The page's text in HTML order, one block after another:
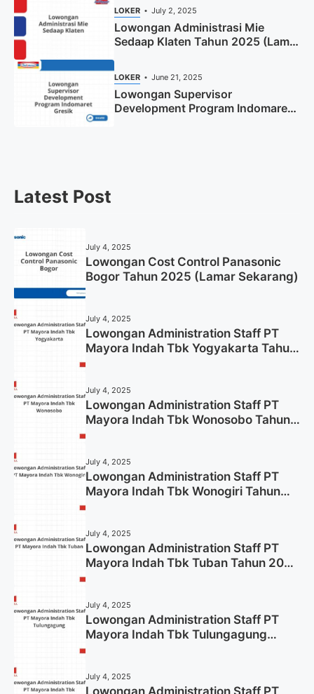
LOKER July 2, 2025
Lowongan Administrasi Mie
Sedaap Klaten Tahun 2025 (Lamar
LOKER June 21, 2025
Lowongan Supervisor
Development Program Indomaret
Latest Post
July 4, 2025
Lowongan Cost Control Panasonic
Bogor Tahun 2025 (Lamar Sekarang)
July 4, 2025
Lowongan Administration Staff PT
Mayora Indah Tbk Yogyakarta Tahun
July 4, 2025
Lowongan Administration Staff PT
Mayora Indah Tbk Wonosobo Tahun
July 4, 2025
Lowongan Administration Staff PT
Mayora Indah Tbk Wonogiri Tahun
July 4, 2025
Lowongan Administration Staff PT
Mayora Indah Tbk Tuban Tahun 2025
July 4, 2025
Lowongan Administration Staff PT
Mayora Indah Tbk Tulungagung
July 4, 2025
Lowongan Administration Staff PT